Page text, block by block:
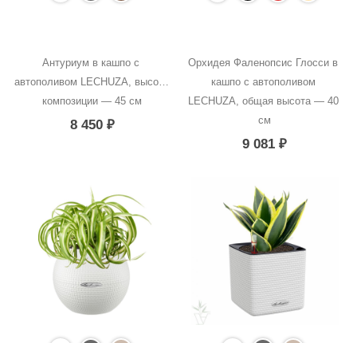
Антуриум в кашпо с
автополивом LECHUZA, высота
композиции — 45 см
8 450 ₽
Орхидея Фаленопсис Глосси в
кашпо с автополивом
LECHUZA, общая высота — 40
см
9 081₽